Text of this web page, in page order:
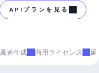
APIプランを見る
高速生成 商用ライセンス 延